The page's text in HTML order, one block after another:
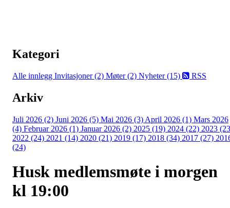
Kategori
Alle innlegg Invitasjoner (2) Møter (2) Nyheter (15) RSS
Arkiv
Juli 2026 (2) Juni 2026 (5) Mai 2026 (3) April 2026 (1) Mars 2026
(4) Februar 2026 (1) Januar 2026 (2) 2025 (19) 2024 (22) 2023
2022 (24) 2021 (14) 2020 (21) 2019 (17) 2018 (34) 2017 (27)
(24)
Husk medlemsmøte i morgen
kl 19:00